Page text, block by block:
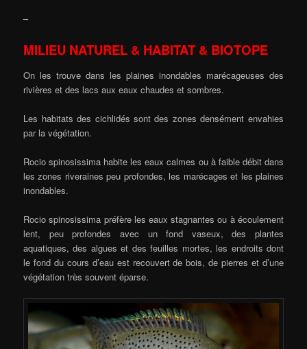
–
MILIEU NATUREL & HABITAT & BIOTOPE
On les trouve dans les plaines inondables marécageuses des
rivières et des lacs aux eaux chaudes et sombres.
Les habitats des cichlidés sont des zones densément envahies
par la végétation.
Rocio spinosissima habite les eaux calmes ou à faible débit dans
les zones riveraines peu profondes, les marécages et les plaines
inondables.
Rocio spinosissima préfère les eaux stagnantes ou à écoulement
lent, peu profondes avec un fond vaseux, des plantes
aquatiques, des algues et des feuilles mortes, les endroits dont
le fond du cours d’eau est recouvert de bois, de pierres et d’une
végétation très souvent éparse.